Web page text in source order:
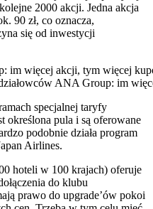
2000 akcji. Jedna akcja
90 zł, co oznacza,
się od inwestycji
ANA Group: im
specjalnej taryfy
określona pula i są oferowane
podobnie działa program
Airlines.
hoteli w 100 krajach) oferuje
do klubu
prawo do upgrade’ów pokoi